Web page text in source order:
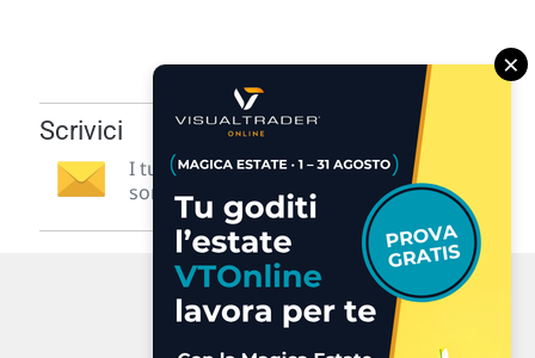
Scrivici
I tuoi suggerimenti per noi
sono preziosi e molto utili! »
×